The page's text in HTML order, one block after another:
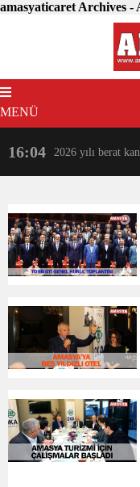
amasyaticaret Archives -
MENÜ
16:04 2026 yılı berat